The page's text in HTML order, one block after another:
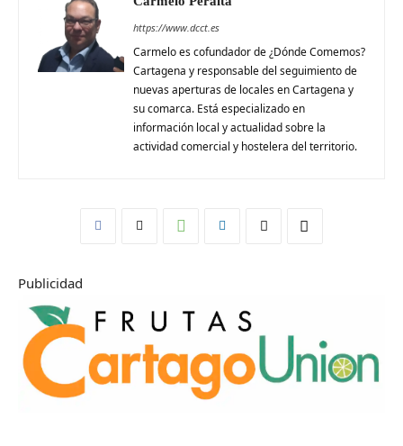
https://www.dcct.es
Carmelo es cofundador de ¿Dónde Comemos?
Cartagena y responsable del seguimiento de
nuevas aperturas de locales en Cartagena y
su comarca. Está especializado en
información local y actualidad sobre la
actividad comercial y hostelera del territorio.
Publicidad